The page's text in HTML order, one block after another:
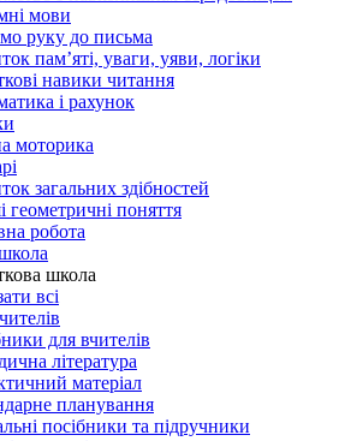
мови
руку до письма
пам’яті, уваги, уяви, логіки
навики читання
і рахунок
моторика
загальних здібностей
геометричні поняття
робота
школа
всі
для вчителів
література
матеріал
планування
посібники та підручники